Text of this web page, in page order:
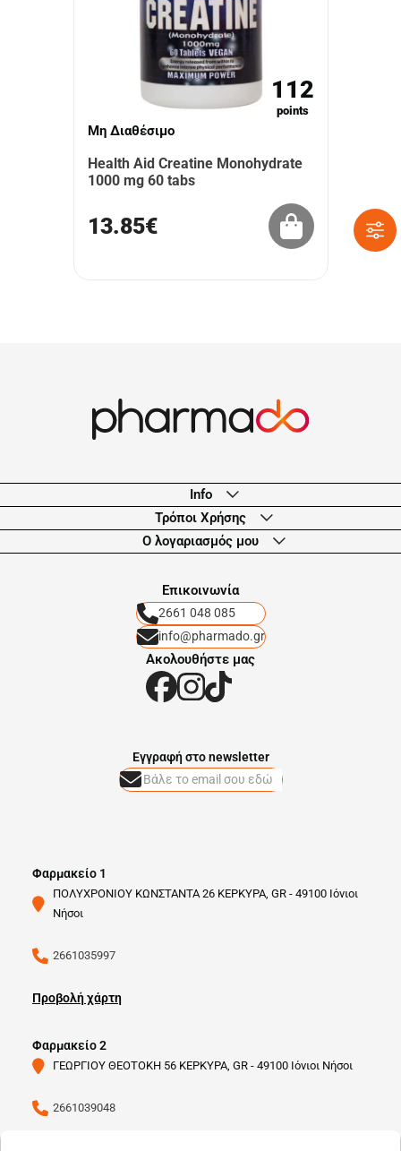
112
points
Μη Διαθέσιμο
Health Aid Creatine Monohydrate
1000 mg 60 tabs
13.85€
Info
Τρόποι Χρήσης
Ο λογαριασμός μου
Eπικοινωνία
2661 048 085
info@pharmado.gr
Ακολουθήστε μας
Φαρμακείο 1
ΠΟΛΥΧΡΟΝΙΟΥ ΚΩΝΣΤΑΝΤΑ 26 ΚΕΡΚΥΡΑ, GR - 49100 Ιόνιοι
Νήσοι
2661035997
Προβολή χάρτη
Φαρμακείο 2
ΓΕΩΡΓΙΟΥ ΘΕΟΤΟΚΗ 56 ΚΕΡΚΥΡΑ, GR - 49100 Ιόνιοι Νήσοι
2661039048
Eγγραφή στο newsletter